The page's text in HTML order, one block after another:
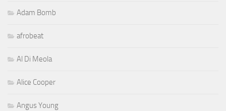
Adam Bomb
afrobeat
Al Di Meola
Alice Cooper
Angus Young